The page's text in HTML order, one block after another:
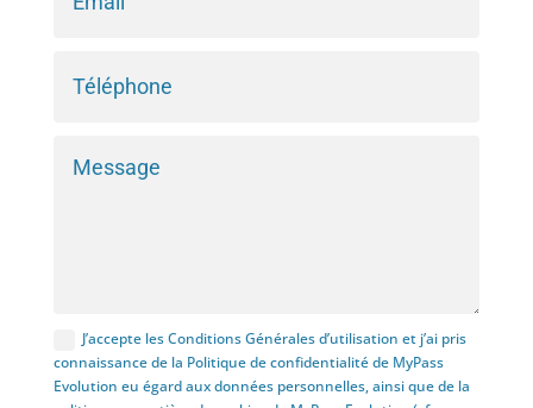
J’accepte les Conditions Générales d’utilisation et j’ai pris
connaissance de la Politique de confidentialité de MyPass
Evolution eu égard aux données personnelles, ainsi que de la